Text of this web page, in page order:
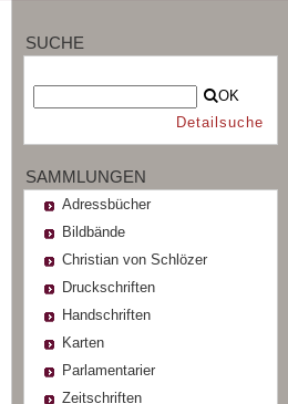
SUCHE
OK
Detailsuche
SAMMLUNGEN
Adressbücher
Bildbände
Christian von Schlözer
Druckschriften
Handschriften
Karten
Parlamentarier
Zeitschriften